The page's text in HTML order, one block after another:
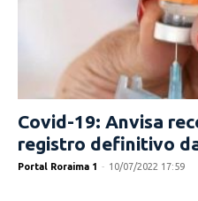
Covid-19: Anvisa
registro definitivo
Portal Roraima 1 - 10/07/2022 17:59